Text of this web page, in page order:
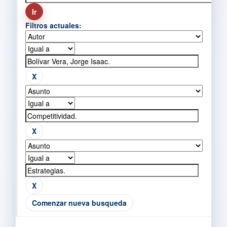
Filtros actuales:
Comenzar nueva busqueda